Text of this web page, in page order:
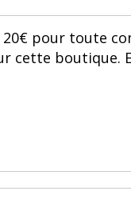
pour toute
cette boutique.